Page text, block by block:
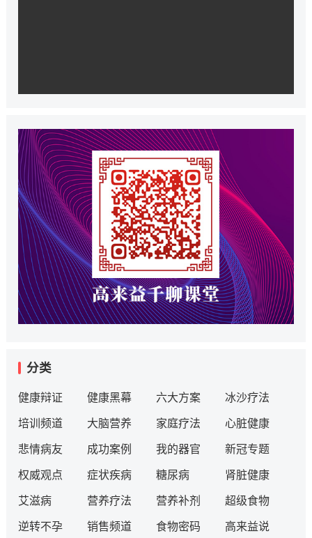
分类
健康辩证 健康黑幕 六大方案 冰沙疗法
培训频道 大脑营养 家庭疗法 心脏健康
悲情病友 成功案例 我的器官 新冠专题
权威观点 症状疾病 糖尿病 肾脏健康
艾滋病 营养疗法 营养补剂 超级食物
逆转不孕 销售频道 食物密码 高来益说